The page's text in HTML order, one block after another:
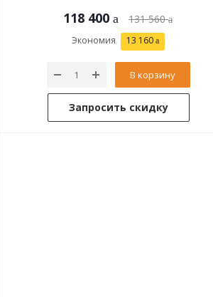
118 400 131 560
Экономия 13 160
В корзину
Запросить скидку